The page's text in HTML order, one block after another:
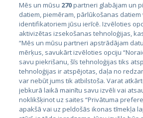
Страны
Эстония
Латвия
Литва
Mēs un mūsu 270partneri glabājam un
datiem, piemēram, pārlūkošanas
identifikatoriem jūsu ierīcē. Izvēloties
aktivizētas izsekošanas tehnoloģijas,
“Mēs un mūsu partneri apstrādājam
mērķus, savukārt izvēloties opciju
savu piekrišanu, šīs tehnoloģijas tiks
tehnoloģijas ir atspējotas, daļa no
var nebūt jums tik atbilstoša. Varat
jebkurā laikā mainītu savu izvēli vai
noklikšķinot uz saites “Privātuma
apakšā vai uz peldošās ikonas tīmekļa